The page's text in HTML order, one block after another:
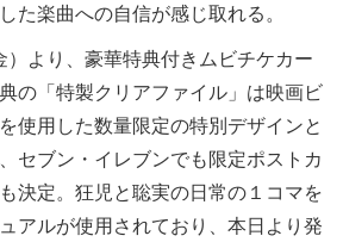
た楽曲への自信が感じ取れる。
より、豪華特典付きムビチケカー
の「特製クリアファイル」は映画ビ
使用した数量限定の特別デザインと
セブン・イレブンでも限定ポストカ
決定。狂児と聡実の日常の１コマを
アルが使用されており、本日より発